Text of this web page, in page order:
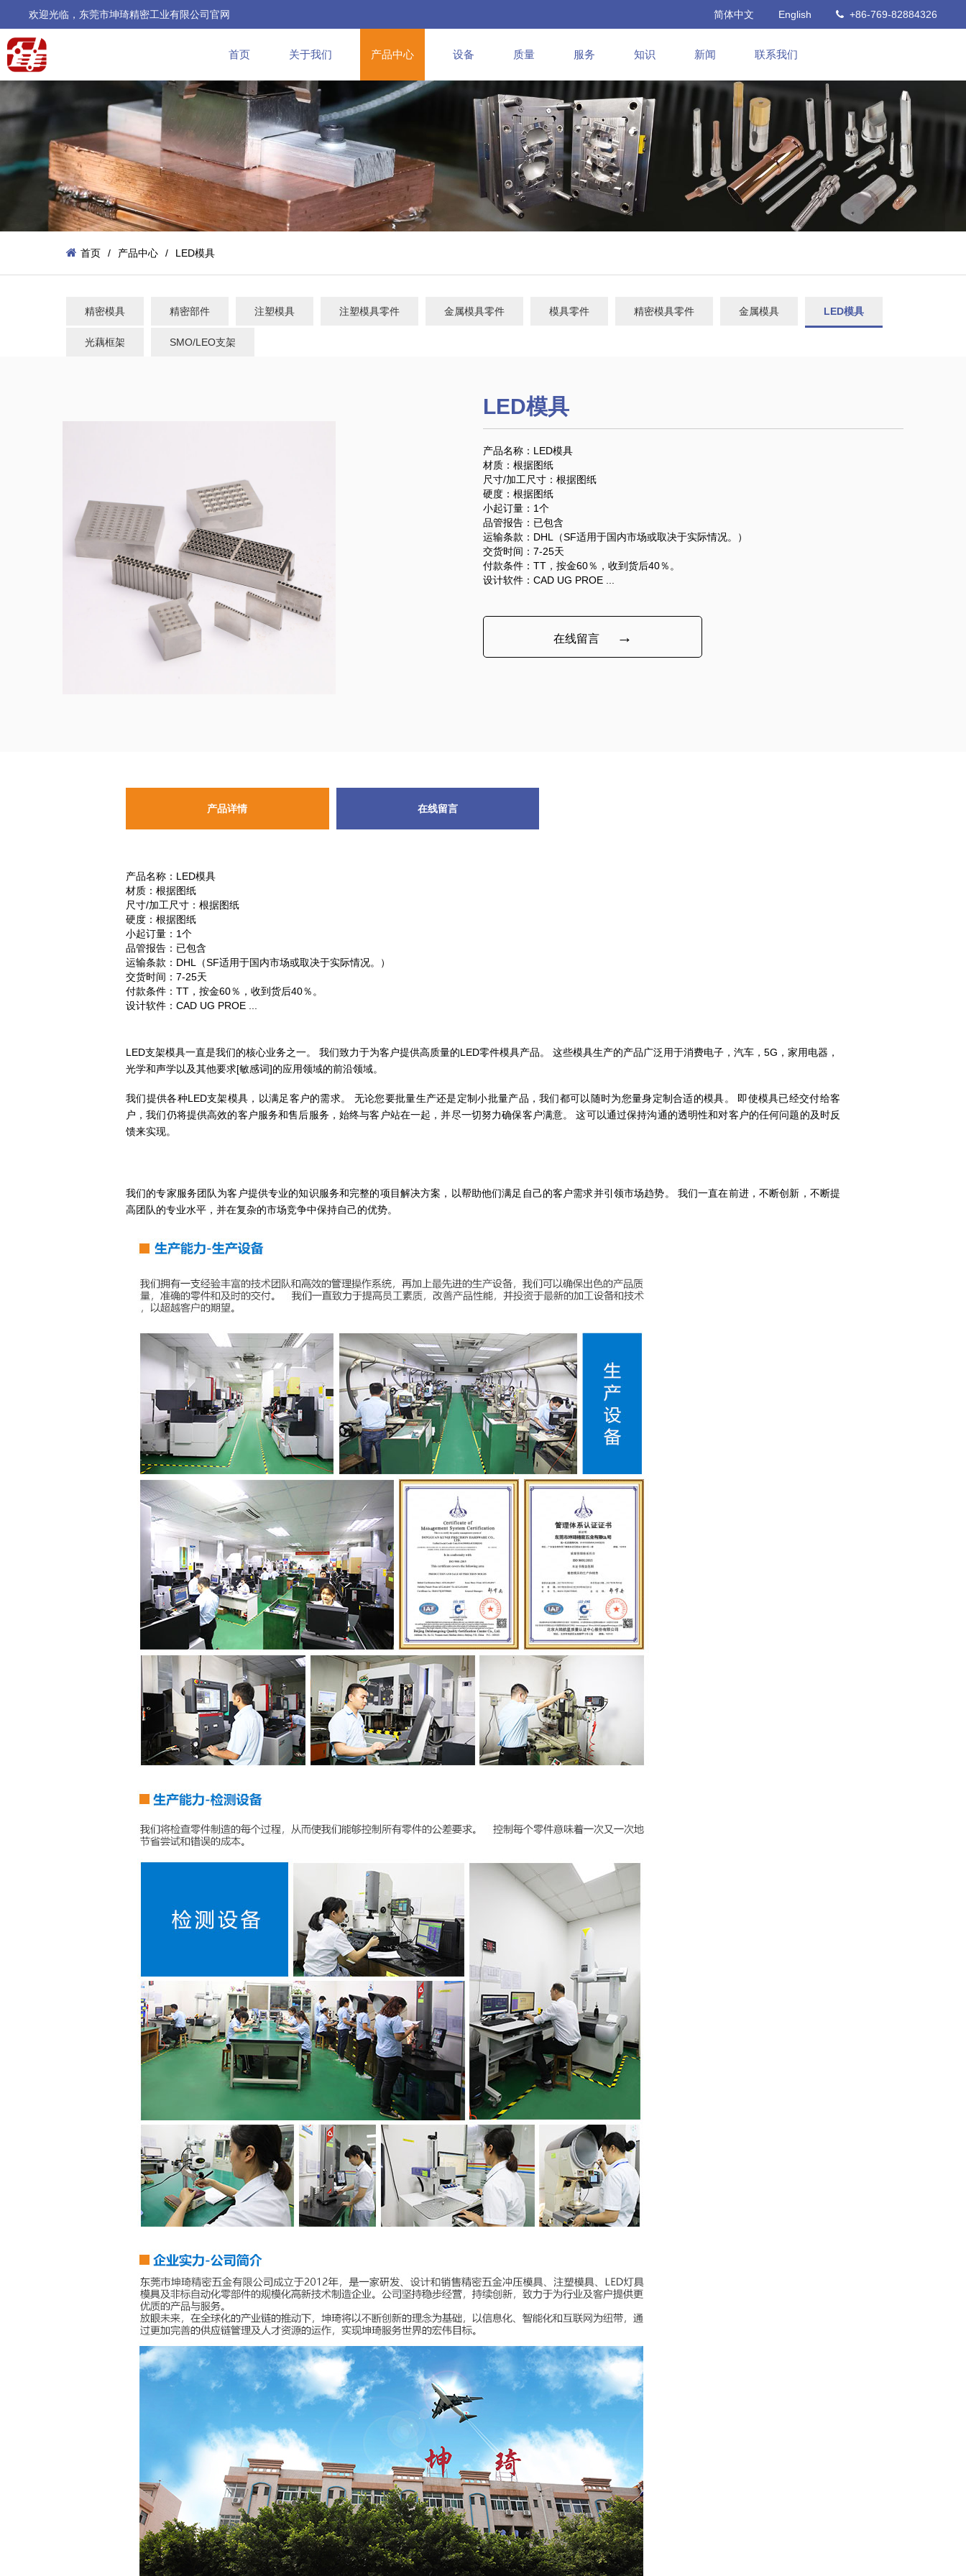
欢迎光临，东莞市坤琦精密工业有限公司官网 简体中文 English +86-769-82884326
首页 关于我们 产品中心 设备 质量 服务 知识 新闻 联系我们
首页 / 产品中心 / LED模具
精密模具 精密部件 注塑模具 注塑模具零件 金属模具零件 模具零件 精密模具零件 金属模具 LED模具
光藕框架 SMO/LEO支架
LED模具
产品名称：LED模具
材质：根据图纸
尺寸/加工尺寸：根据图纸
硬度：根据图纸
小起订量：1个
品管报告：已包含
运输条款：DHL（SF适用于国内市场或取决于实际情况。）
交货时间：7-25天
付款条件：TT，按金60％，收到货后40％。
设计软件：CAD UG PROE ...
在线留言 →
产品详情 在线留言
产品名称：LED模具
材质：根据图纸
尺寸/加工尺寸：根据图纸
硬度：根据图纸
小起订量：1个
品管报告：已包含
运输条款：DHL（SF适用于国内市场或取决于实际情况。）
交货时间：7-25天
付款条件：TT，按金60％，收到货后40％。
设计软件：CAD UG PROE ...
LED支架模具一直是我们的核心业务之一。 我们致力于为客户提供高质量的LED零件模具产品。 这些模具生产的产品广泛用于消费电子，汽车，5G，家用电器，
光学和声学以及其他要求[敏感词]的应用领域的前沿领域。
我们提供各种LED支架模具，以满足客户的需求。 无论您要批量生产还是定制小批量产品，我们都可以随时为您量身定制合适的模具。 即使模具已经交付给客
户，我们仍将提供高效的客户服务和售后服务，始终与客户站在一起，并尽一切努力确保客户满意。 这可以通过保持沟通的透明性和对客户的任何问题的及时反
馈来实现。
我们的专家服务团队为客户提供专业的知识服务和完整的项目解决方案，以帮助他们满足自己的客户需求并引领市场趋势。 我们一直在前进，不断创新，不断提
高团队的专业水平，并在复杂的市场竞争中保持自己的优势。